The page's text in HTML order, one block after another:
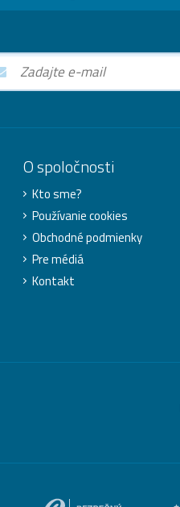
O spoločnosti
Kto sme?
Používanie cookies
Obchodné podmienky
Pre médiá
Kontakt